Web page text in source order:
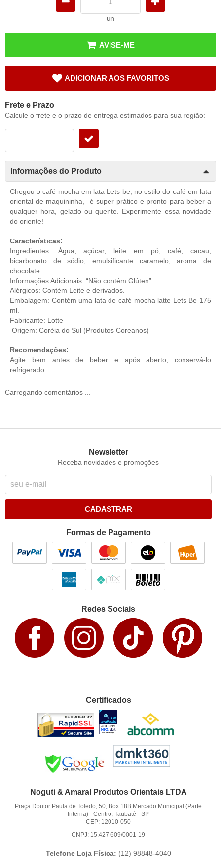
un
AVISE-ME
ADICIONAR AOS FAVORITOS
Frete e Prazo
Calcule o frete e o prazo de entrega estimados para sua região:
Informações do Produto
Chegou o café mocha em lata Lets be, no estilo do café em lata
oriental de maquininha, é super prático e pronto para beber a
qualquer hora, gelado ou quente. Experimente essa novidade
do oriente!
Características:
Ingredientes: Água, açúcar, leite em pó, café, cacau,
bicarbonato de sódio, emulsificante caramelo, aroma de
chocolate.
Informações Adicionais: “Não contém Glúten”
Alérgicos: Contém Leite e derivados.
Embalagem: Contém uma lata de café mocha latte Lets Be 175
ml.
Fabricante: Lotte
Origem: Coréia do Sul (Produtos Coreanos)
Recomendações:
Agite bem antes de beber e após aberto, conservá-lo
refrigerado.
Carregando comentários ...
Newsletter
Receba novidades e promoções
CADASTRAR
Formas de Pagamento
Redes Sociais
Certificados
Noguti & Amaral Produtos Orientais LTDA
Praça Doutor Paula de Toledo, 50, Box 18B Mercado Municipal (Parte
Interna) -Centro, Taubaté -SP
CEP: 12010-050
CNPJ: 15.427.609/0001-19
Telefone Loja Física: (12) 98848-4040